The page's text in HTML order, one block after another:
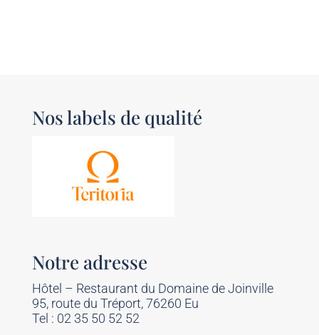
Nos labels de qualité
Notre adresse
Hôtel – Restaurant du Domaine de Joinville
95, route du Tréport, 76260 Eu
Tel : 02 35 50 52 52